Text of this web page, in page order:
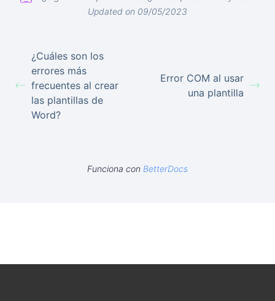
Updated on 09/05/2023
¿Cuáles son los
errores más
frecuentes al crear
las plantillas de
Word?
Error COM al usar
una plantilla
Funciona con BetterDocs